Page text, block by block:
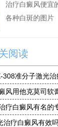
各种白斑的图片
肚子上有几块白
阅读
308准分子激光治
风用他克莫司软
疗白癜风有名的
治疗白癜风有效